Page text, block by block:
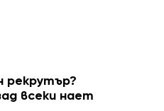
рекрутър?
всеки нает